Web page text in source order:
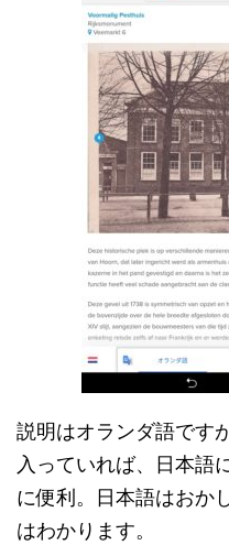
説明はオランダ語です
入っていれば、日本語
に便利。日本語はおか
はわかります。